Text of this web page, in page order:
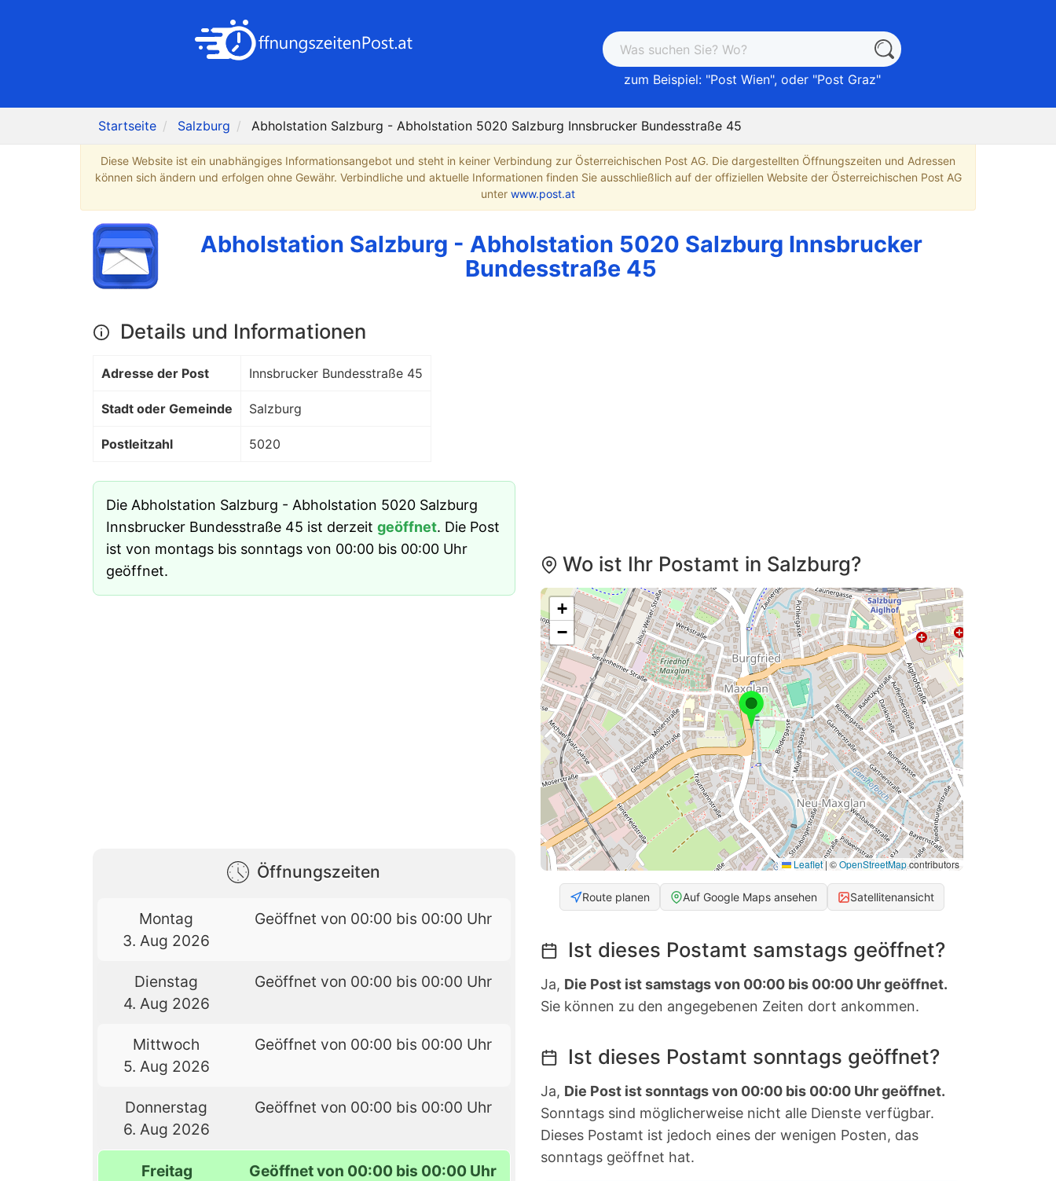
zum Beispiel: "Post Wien", oder "Post Graz"
Startseite Salzburg Abholstation Salzburg - Abholstation 5020 Salzburg Innsbrucker Bundesstraße 45
Diese Website ist ein unabhängiges Informationsangebot und steht in keiner Verbindung zur Österreichischen Post AG. Die dargestellten Öffnungszeiten und Adressen
können sich ändern und erfolgen ohne Gewähr. Verbindliche und aktuelle Informationen finden Sie ausschließlich auf der offiziellen Website der Österreichischen Post AG
unter www.post.at
Abholstation Salzburg - Abholstation 5020 Salzburg Innsbrucker
Bundesstraße 45
Details und Informationen
Adresse der Post Innsbrucker Bundesstraße 45
Stadt oder Gemeinde Salzburg
Postleitzahl 5020
Die Abholstation Salzburg - Abholstation 5020 Salzburg
Innsbrucker Bundesstraße 45 ist derzeit geöffnet. Die Post
ist von montags bis sonntags von 00:00 bis 00:00 Uhr
geöffnet.
Öffnungszeiten
Montag
3. Aug 2026
Geöffnet von 00:00 bis 00:00 Uhr
Dienstag
4. Aug 2026
Geöffnet von 00:00 bis 00:00 Uhr
Mittwoch
5. Aug 2026
Geöffnet von 00:00 bis 00:00 Uhr
Donnerstag
6. Aug 2026
Geöffnet von 00:00 bis 00:00 Uhr
Freitag
Geöffnet von 00:00 bis 00:00 Uhr
Wo ist Ihr Postamt in Salzburg?
+
−
Leaflet |©OpenStreetMapcontributors
Route planen Auf Google Maps ansehen Satellitenansicht
Ist dieses Postamt samstags geöffnet?
Ja, Die Post ist samstags von 00:00 bis 00:00 Uhr geöffnet.
Sie können zu den angegebenen Zeiten dort ankommen.
Ist dieses Postamt sonntags geöffnet?
Ja, Die Post ist sonntags von 00:00 bis 00:00 Uhr geöffnet.
Sonntags sind möglicherweise nicht alle Dienste verfügbar.
Dieses Postamt ist jedoch eines der wenigen Posten, das
sonntags geöffnet hat.